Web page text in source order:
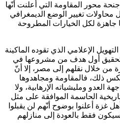
محور المقاومة التي أعلنت أنّها
تغيير الوضع الديمغرافي
جاهزة لكل الخيارات المطروحة
الإعلامي الذي تقوده الماكينة
لتحقيق أول هدف من مشروعها في
من خلال نقلهم إلى مصر، إلا أنّ
ذلك، فالمقاومة ومجاهدوها
ومليشياته الإرهابية، ولا
الحاسمة الموافقة على مثل
غزة أعلنوا بوضوح أنّهم لن يقبلوا
فقط بالعودة إلى منازلهم